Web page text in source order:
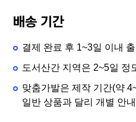
배송 기간
결제 완료 후 1~3일 이내
도서산간 지역은 2~5일 정
맞춤가발은 제작 기간(약
일반 상품과 달리 개별 안